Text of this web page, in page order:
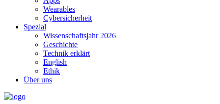
Wearables
Cybersicherheit
Spezial
Wissenschaftsjahr 2026
Geschichte
Technik erklärt
English
Ethik
Über uns